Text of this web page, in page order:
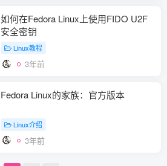
如何在Fedora Linux上使用FIDO U2F
安全密钥
Linux教程
3年前
Fedora Linux的家族：官方版本
Linux介绍
3年前